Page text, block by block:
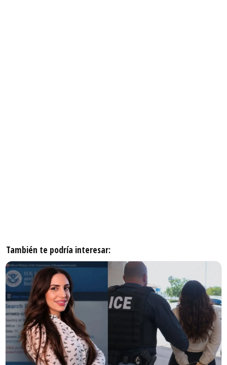
También te podría interesar: